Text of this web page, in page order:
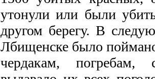
утонули или были
другом берегу. В
Лбищенске было
чердакам, погребам,